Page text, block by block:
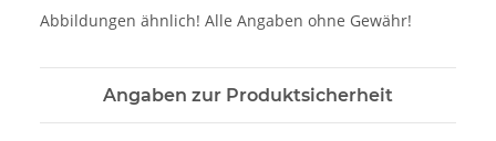
Abbildungen ähnlich! Alle Angaben ohne Gewähr!
Angaben zur Produktsicherheit